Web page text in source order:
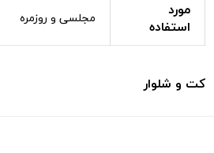
مورد
استفاده
مجلسی و روزمره
کت و شلوار